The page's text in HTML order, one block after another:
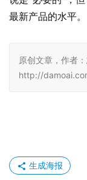
最新产品的水平。
原创文章，作者
http://
生成海报